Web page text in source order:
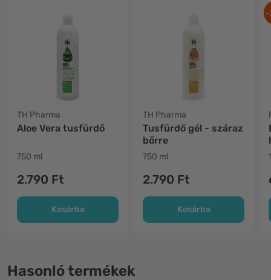
TH Pharma
Aloe Vera tusfürdő
750 ml
2.790 Ft
Kosárba
TH Pharma
Tusfürdő gél - száraz
bőrre
750 ml
2.790 Ft
Kosárba
-
Hasonló termékek